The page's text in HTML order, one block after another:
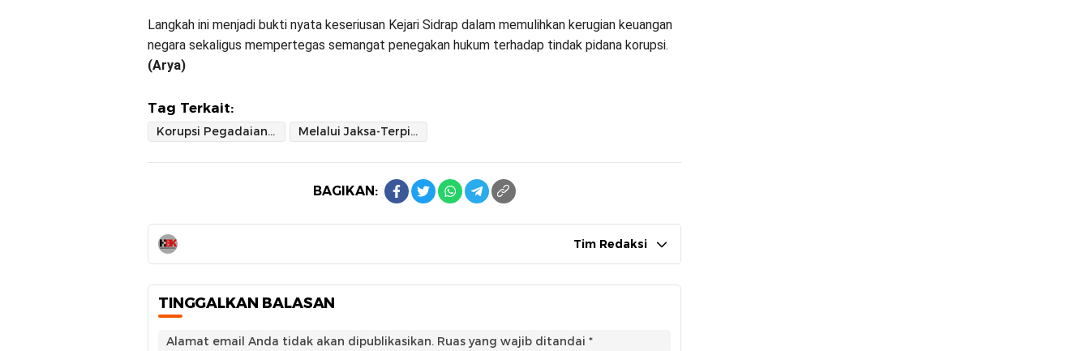
Langkah ini menjadi bukti nyata keseriusan Kejari Sidrap dalam memulihkan kerugian keuangan
negara sekaligus mempertegas semangat penegakan hukum terhadap tindak pidana korupsi.
(Arya)
Tag Terkait:
Korupsi Pegadaian Dua Pitue Melalui Jaksa-Terpidana Hasrudin Setor Uang Pengganti Rp305 Juta ke Kas Negara
BAGIKAN:
Tim Redaksi
TINGGALKAN BALASAN
Alamat email Anda tidak akan dipublikasikan. Ruas yang wajib ditandai *